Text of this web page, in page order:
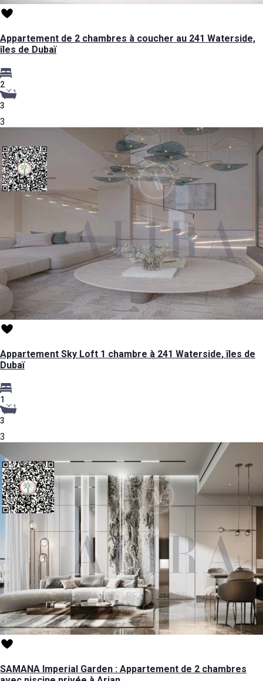
Appartement de 2 chambres à coucher au 241 Waterside,
îles de Dubaï
2
3
3
Appartement Sky Loft 1 chambre à 241 Waterside, îles de
Dubaï
1
3
3
SAMANA Imperial Garden : Appartement de 2 chambres